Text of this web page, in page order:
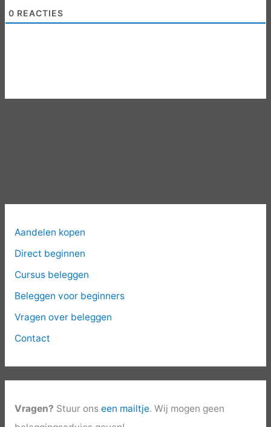
0 REACTIES
Aandelen kopen
Direct beginnen
Cursus beleggen
Beleggen voor beginners
Vragen over beleggen
Contact
Vragen? Stuur ons een mailtje. Wij mogen geen